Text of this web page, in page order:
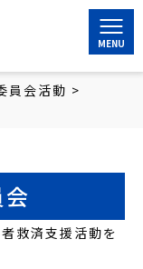
員会活動 >
救済支援活動を